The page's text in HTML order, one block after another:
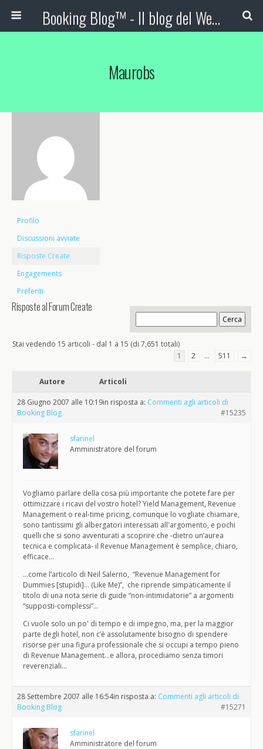
Booking Blog™ - Il blog del Web Marketing Turistico
Maurobs
Profilo
Discussioni avviate
Risposte Create
Engagements
Preferiti
Risposte al Forum Create
Stai vedendo 15 articoli - dal 1 a 15 (di 7,651 totali)
1
2 … 511 →
Autore Articoli
28 Giugno 2007 alle 10:19in risposta a: Commenti agli articoli di
Booking Blog
#15235
sfarinel
Amministratore del forum
Vogliamo parlare della cosa più importante che potete fare per
ottimizzare i ricavi del vostro hotel? Yield Management, Revenue
Management o real-time pricing, comunque lo vogliate chiamare,
sono tantissimi gli albergatori interessati all'argomento, e pochi
quelli che si sono avventurati a scoprire che -dietro un’aurea
tecnica e complicata- il Revenue Management è semplice, chiaro,
efficace…
…come l’articolo di Neil Salerno, “Revenue Management for
Dummies [stupidi]… (Like Me)”, che riprende simpaticamente il
titolo di una nota serie di guide “non-intimidatorie” a argomenti
“supposti-complessi”…
Ci vuole solo un po' di tempo e di impegno, ma, per la maggior
parte degli hotel, non c’è assolutamente bisogno di spendere
risorse per una figura professionale che si occupi a tempo pieno
di Revenue Management…e allora, procediamo senza timori
reverenziali…
28 Settembre 2007 alle 16:54in risposta a: Commenti agli articoli di
Booking Blog
#15271
sfarinel
Amministratore del forum